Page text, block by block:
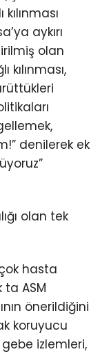
aykırı
olan
kılınması,
denilerek ek
olan tek
hasta
ta ASM
önerildiğini
koruyucu
izlemleri,